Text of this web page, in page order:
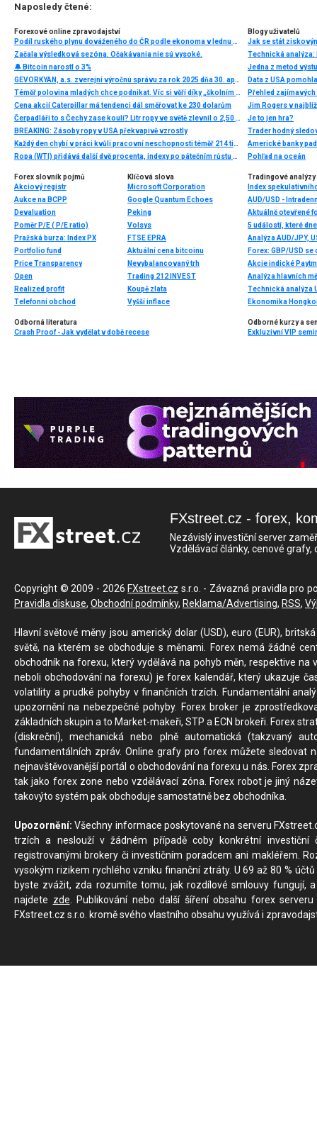
Naposledy čtené:
Forexové online zpravodajství
Podíl ruského plynu dováženého do ČR podle ekonoma v lednu činil 62 %
Začala výsledková sezóna. Očakávania nie sú vysoké.
🔔 Bitcoin narostl o 3%
GEVORKYAN, a.s. zverejní výročnú správu za rok 2025 dňa 30. apríla 2026
Téměř polovina mladých chce podnikat. Víc si věří díky „školním inkubátorům“
Cena akcií Caterpillar má tendenci dál směřovat ke 230 dolarům
Čerpadláři to s Čechy zase koulí? Litr ropy ve světě zlevnil o 2,50 Kč, ale litr nafty v ČR ve stejné době zdražil o více než 1 Kč
BREAKING: Zásoby ropy v USA překvapivě vzrostly
Každý den chybí v práci kvůli pracovní neschopnosti téměř 214 tisíc lidí. Přesto stonáme kratší dobu než před covidem
Ropa (WTI) přidává další dvě procenta, indexy po pátečním růstu zatím vyčkávají
Blogy uživatelů
Jak se stát
Technická analýza:
Jedna z metod
Data z USA
Přehled
Je to jen hra?
Trader hodný
Pohľad na oceán
Forex slovník pojmů
Akciový registr
Aukce na BCPP
Devaluation
Poměr P/E ( P/E ratio)
Pražská burza: Index PX
Portfolio fund
Price Transparency
Open
Realized profit
Telefonní obchod
Klíčová slova
Microsoft Corporation
Google Quantum Echoes
Peking
Volsys
FTSE EPRA
Aktuální cena bitcoinu
Nevybalancovaný trh
Trading 212 INVEST
Koupě zlata
Vyšší inflace
Tradingové analýzy
Index
AUD/USD -
Aktuálně otevřené
5 událostí, které
Analýza AUD/JPY,
Forex: GBP/USD
Analýza hlavních
Technická analýza
Ekonomika
Odborná literatura
Crash Proof - Jak vydělat v době recese
Odborné kurzy a
Exkluzivní VIP
FXstreet.cz - forex,
Nezávislý investiční server
Vzdělávací články, cenové
Copyright © 2009 - 2026 FXstreet.cz s.r.o. - Závazná pravidla pro
Pravidla diskuse, Obchodní podmínky, Reklama/Advertising, RSS,
Hlavní světové měny jsou americký dolar (USD), euro (EUR),
světě, na kterém se obchoduje s měnami. Forex nemá žádné
obchodník na forexu, který vydělává na pohyb měn, respektive
neboli obchodování na forexu) je forex kalendář, který ukazuje
volatility a prudké pohyby v finančních trzích. Fundamentální
upozornění na nebezpečné pohyby. Forex broker je
základních skupin a to Market-makeři, STP a ECN brokeři. Forex
(diskreční), mechanická nebo plně automatická (takzvaný
fundamentálních zpráv. Online grafy pro forex můžete sledovat
nejnavštěvovanější portál o obchodování na forexu u nás. Forex
tak jako forex zone nebo vzdělávací zóna. Forex robot je jiný
takovýto systém pak obchoduje samostatně bez obchodníka.
Upozornění: Všechny informace poskytované na serveru
trzích a neslouží v žádném případě coby konkrétní investiční
registrovanými brokery či investičním poradcem ani makléřem.
vysokým rizikem rychlého vzniku finanční ztráty. U 69 až 80 %
byste zvážit, zda rozumíte tomu, jak rozdílové smlouvy fungují,
najdete zde . Publikování nebo další šíření obsahu forex
FXstreet.cz s.r.o. kromě svého vlastního obsahu využívá i